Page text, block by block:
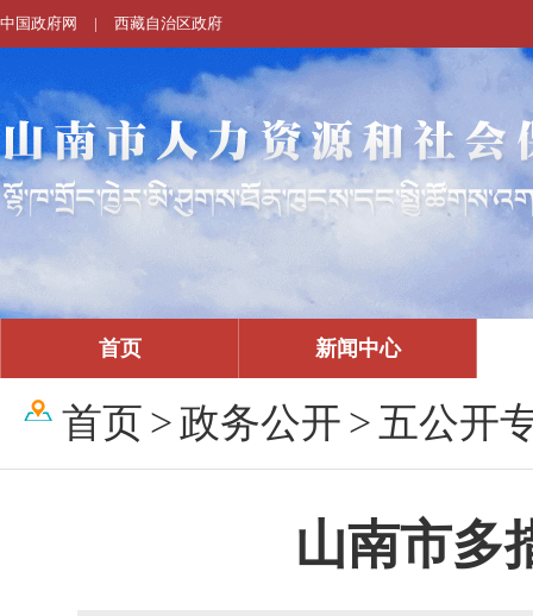
中国政府网 | 西藏自治区政府
首页 新闻中心
首页 > 政务公开 > 五公开
山南市多